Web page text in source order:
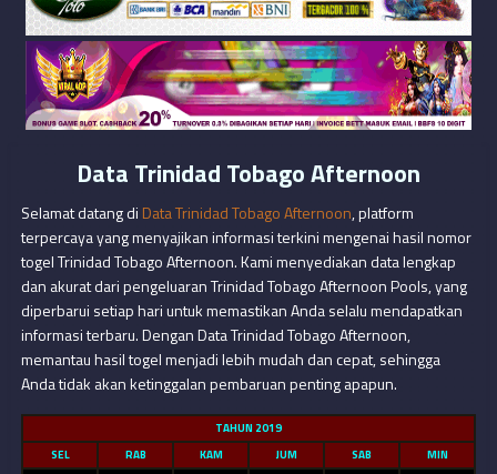
Data Trinidad Tobago Afternoon
Selamat datang di Data Trinidad Tobago Afternoon, platform
terpercaya yang menyajikan informasi terkini mengenai hasil nomor
togel Trinidad Tobago Afternoon. Kami menyediakan data lengkap
dan akurat dari pengeluaran Trinidad Tobago Afternoon Pools, yang
diperbarui setiap hari untuk memastikan Anda selalu mendapatkan
informasi terbaru. Dengan Data Trinidad Tobago Afternoon,
memantau hasil togel menjadi lebih mudah dan cepat, sehingga
Anda tidak akan ketinggalan pembaruan penting apapun.
TAHUN 2019
SEL
RAB KAM JUM SAB
MIN